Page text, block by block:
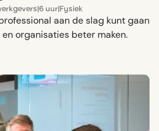
|6 uur|Fysiek
aan de slag kunt gaan
organisaties beter maken.